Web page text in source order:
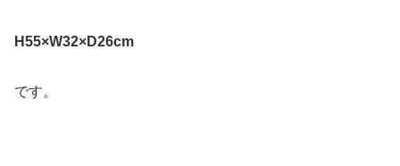
H55×W32×D26cm
です。